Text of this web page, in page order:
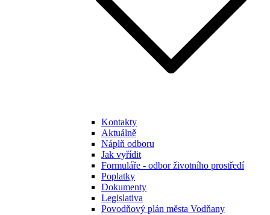
Kontakty
Aktuálně
Náplň odboru
Jak vyřídit
Formuláře - odbor životního prostředí
Poplatky
Dokumenty
Legislativa
Povodňový plán města Vodňany